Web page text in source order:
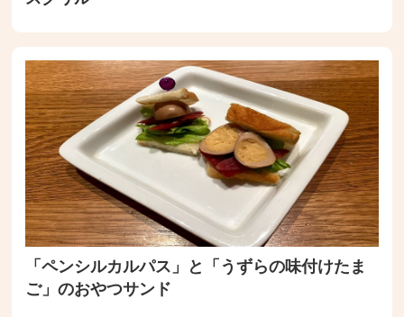
「ペンシルカルパス」と「うずらの味付けたま
ご」のおやつサンド